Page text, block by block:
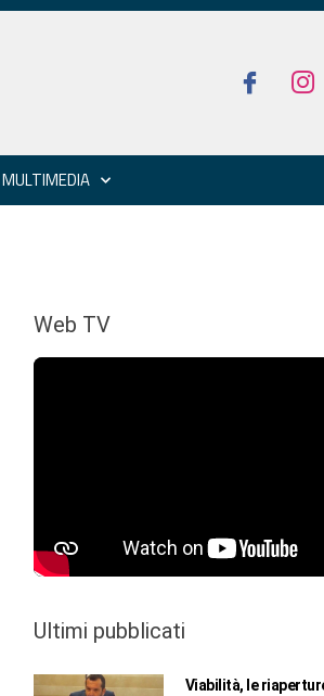
MULTIMEDIA
Web TV
Ultimi pubblicati
Viabilità, le